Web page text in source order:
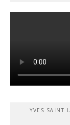
YVES SAINT